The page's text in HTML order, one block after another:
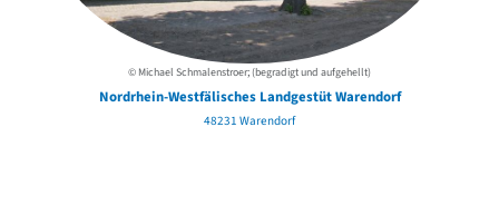
© Michael Schmalenstroer; (begradigt und aufgehellt)
Nordrhein-Westfälisches Landgestüt Warendorf
48231 Warendorf